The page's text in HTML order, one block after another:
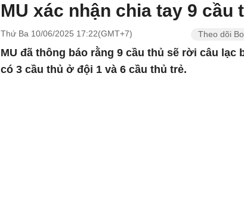
MU xác nhận chia tay 9 cầu
Thứ Ba 10/06/2025 17:22(GMT+7) Theo dõi
MU đã thông báo rằng 9 cầu thủ sẽ rời câu lạc
có 3 cầu thủ ở đội 1 và 6 cầu thủ trẻ.